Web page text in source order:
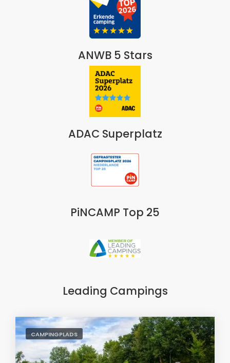
ANWB 5 Stars
ADAC Superplatz
PiNCAMP Top 25
Leading Campings
CAMPINGPLADS